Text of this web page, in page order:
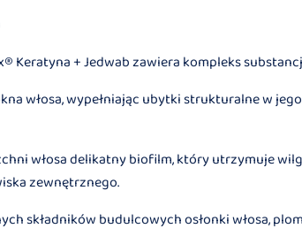
Keratyna + Jedwab zawiera kompleks
włosa, wypełniając ubytki strukturalne w
włosa delikatny biofilm, który utrzymuje
zewnętrznego.
składników budulcowych osłonki włosa,